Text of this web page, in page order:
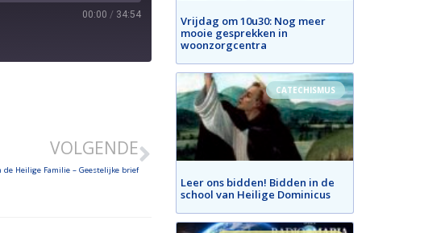
00:00 / 34:54
VOLGENDE
de Heilige Familie – Geestelijke brief
Vrijdag om 10u30: Nog meer
mooie gesprekken in
woonzorgcentra
CATECHISMUS
Leer ons bidden! Bidden in de
school van Heilige Dominicus